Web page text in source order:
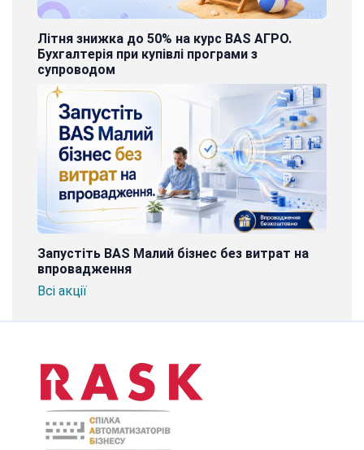
Літня знижка до 50% на курс BAS АГРО.
Бухгалтерія при купівлі програми з
супроводом
Запустіть BAS Малий бізнес без витрат на
впровадження
Всі акції